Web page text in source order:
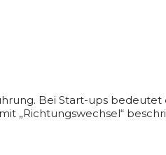
Bei Start-ups
„Richtungswechsel“